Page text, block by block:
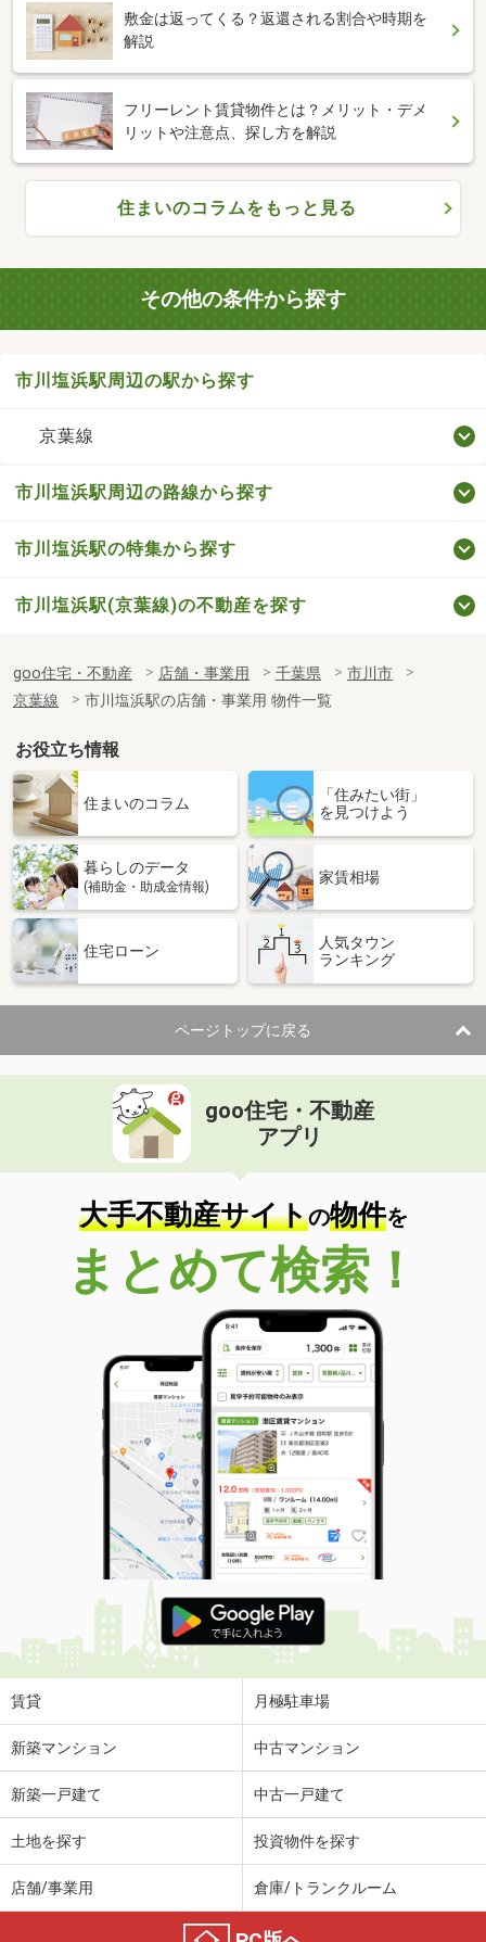
敷金は返ってくる？返還される割合や時期を
解説
フリーレント賃貸物件とは？メリット・デメ
リットや注意点、探し方を解説
住まいのコラムをもっと見る
その他の条件から探す
市川塩浜駅周辺の駅から探す
京葉線
市川塩浜駅周辺の路線から探す
市川塩浜駅の特集から探す
市川塩浜駅(京葉線)の不動産を探す
goo住宅・不動産 店舗・事業用 千葉県
市川市
京葉線
市川塩浜駅の店舗・事業用 物件一覧
お役立ち情報
住まいのコラム
「住みたい街」
を見つけよう
暮らしのデータ
(補助金・助成金情報)
家賃相場
住宅ローン
人気タウン
ランキング
ページトップに戻る
goo住宅・不動産
アプリ
大手不動産サイトの物件を
まとめて検索！
賃貸 月極駐車場
新築マンション 中古マンション
新築一戸建て 中古一戸建て
土地を探す 投資物件を探す
店舗/事業用 倉庫/トランクルーム